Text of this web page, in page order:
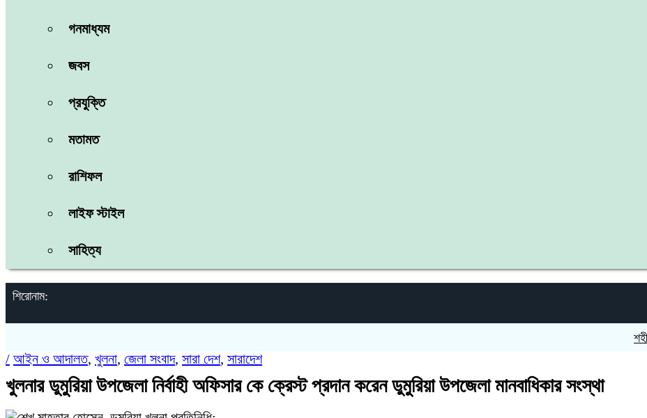
গনমাধ্যম
জবস
প্রযুক্তি
মতামত
রাশিফল
লাইফ স্টাইল
সাহিত্য
শিরোনাম:
শহীদ
/ আইন ও আদালত, খুলনা, জেলা সংবাদ, সারা দেশ, সারাদেশ
খুলনার ডুমুরিয়া উপজেলা নির্বাহী অফিসার কে ক্রেস্ট প্রদান করেন ডুমুরিয়া উপজেলা মানবাধিকার সংস্থা